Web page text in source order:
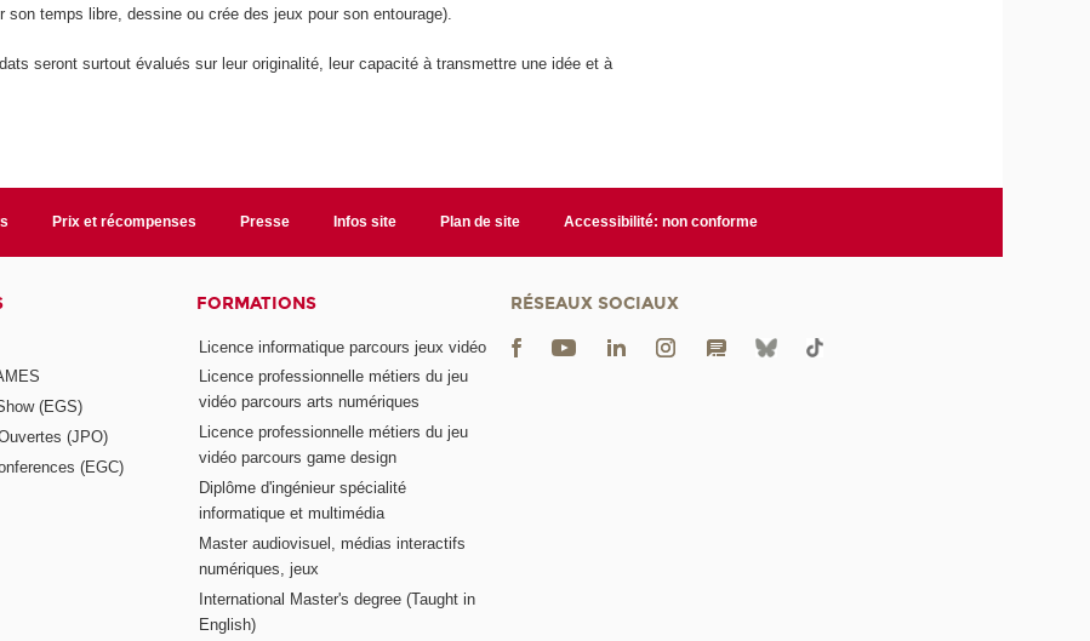
son temps libre, dessine ou crée des jeux pour son entourage).
seront surtout évalués sur leur originalité, leur capacité à transmettre une idée et à
Prix et récompenses Presse Infos site Plan de site Accessibilité: non conforme
(EGS)
(JPO)
(EGC)
FORMATIONS
Licence informatique parcours jeux vidéo
Licence professionnelle métiers du jeu
vidéo parcours arts numériques
Licence professionnelle métiers du jeu
vidéo parcours game design
Diplôme d'ingénieur spécialité
informatique et multimédia
Master audiovisuel, médias interactifs
numériques, jeux
International Master's degree (Taught in
English)
RÉSEAUX SOCIAUX